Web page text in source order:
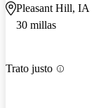
Pleasant Hill, IA
30 millas
Trato justo